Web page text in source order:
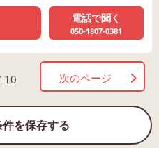
電話で聞く
050-1807-0381
10 次のページ
を保存する